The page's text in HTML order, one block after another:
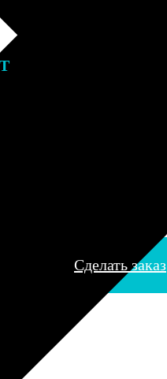
заказа к печати
могут связаться с Вами
Сделать заказ